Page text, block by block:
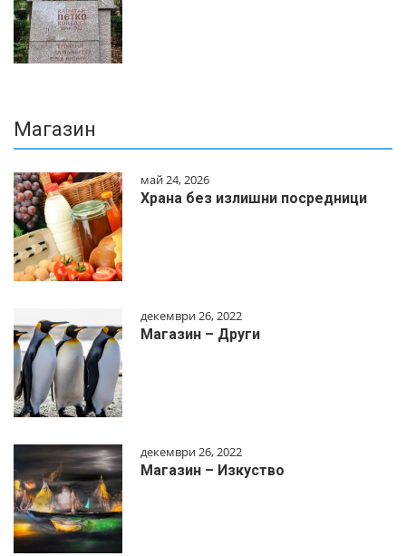
Магазин
май 24, 2026
Храна без излишни посредници
декември 26, 2022
Магазин – Други
декември 26, 2022
Магазин – Изкуство